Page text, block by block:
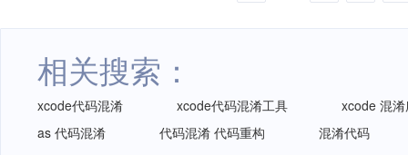
相关搜索：
xcode代码混淆 xcode代码混淆工具
xcode 混
as 代码混淆
代码混淆 代码重构 混淆代码